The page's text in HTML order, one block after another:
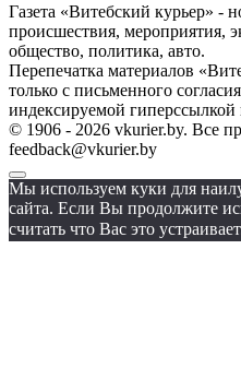
Газета «Витебский курьер» -
происшествия, мероприятия,
общество, политика, авто.
Перепечатка материалов
только с письменного
индексируемой гиперссылкой
© 1906 - 2026 vkurier.by. Все
feedback@vkurier.by
Мы используем куки для
сайта. Если Вы продолжите
считать что Вас это